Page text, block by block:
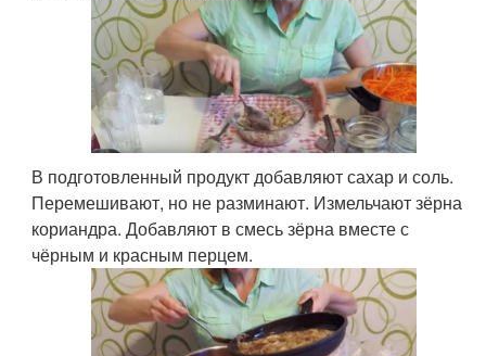
В подготовленный продукт добавляют сахар и соль.
Перемешивают, но не разминают. Измельчают зёрна
кориандра. Добавляют в смесь зёрна вместе с
чёрным и красным перцем.